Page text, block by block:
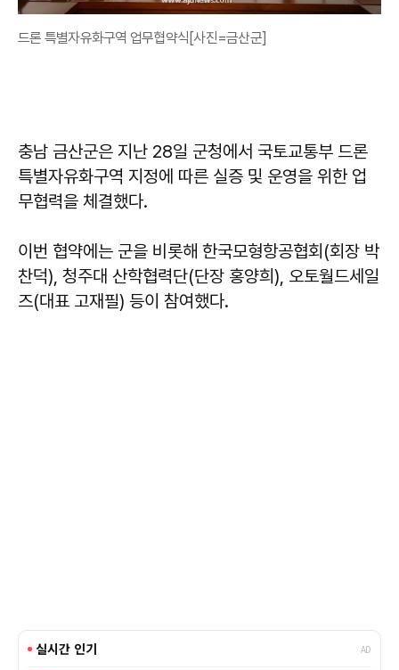
드론 특별자유화구역 업무협약식[사진=금산군]
충남 금산군은 지난 28일 군청에서 국토교통부 드론
특별자유화구역 지정에 따른 실증 및 운영을 위한 업
무협력을 체결했다.
이번 협약에는 군을 비롯해 한국모형항공협회(회장 박
찬덕), 청주대 산학협력단(단장 홍양희), 오토월드세일
즈(대표 고재필) 등이 참여했다.